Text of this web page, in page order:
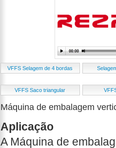
VFFS Selagem de 4 bordas
VFFS Saco triangular
Máquina de embalagem
Aplicação
A Máquina de